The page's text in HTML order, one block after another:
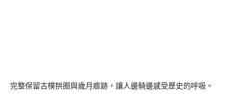
完整保留古樸拱圈與歲月痕跡，讓人邊騎邊感受歷史的呼吸。